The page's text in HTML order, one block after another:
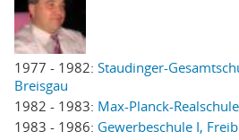
1977 - 1982: Staudinger-
Breisgau
1982 - 1983: Max-Planck-
1983 - 1986: Gewerbeschule I,